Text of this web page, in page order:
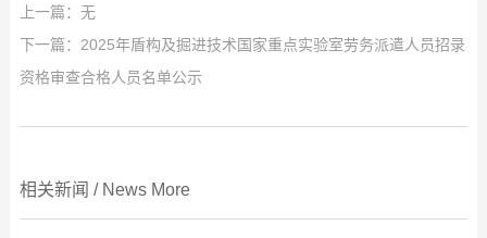
上一篇：无
下一篇： 2025年盾构及掘进技术国家重点实验室劳务派遣人员招录
资格审查合格人员名单公示
相关新闻 / News More